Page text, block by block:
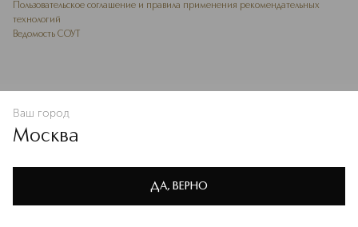
Политике конфиденциальности
В КОРЗИНУ
Пользовательское соглашение и правила применения рекомендательных
технологий
Ведомость СОУТ
Ваш город
Москва
ДА, ВЕРНО